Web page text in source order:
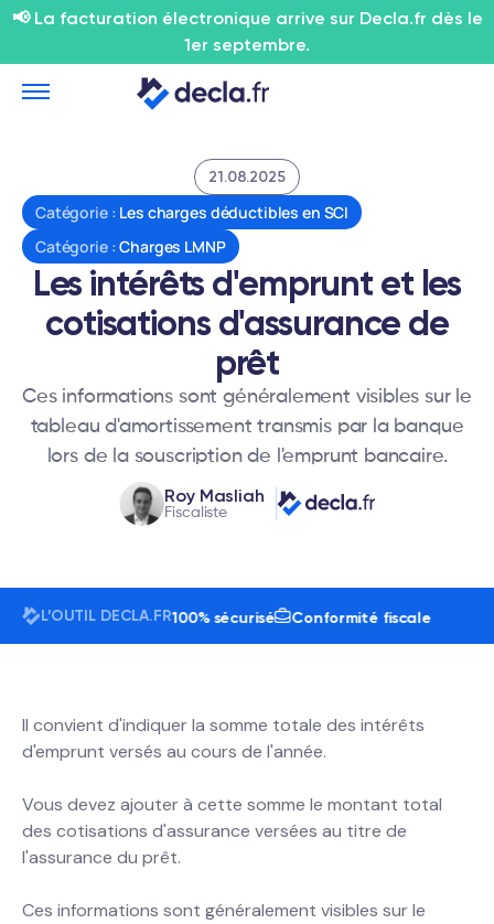
📢 La facturation électronique arrive sur Decla.fr dès le
1er septembre.
Catégorie : Les charges déductibles en SCI
Catégorie :Charges LMNP
21.08.2025
Les intérêts d'emprunt et les
cotisations d'assurance de
prêt
Ces informations sont généralement visibles sur le
tableau d'amortissement transmis par la banque
lors de la souscription de l'emprunt bancaire.
Roy Masliah
Fiscaliste
L’OUTIL DECLA.FR
24h/7j 100% sécurisé Conformité fiscale
Il convient d'indiquer la somme totale des intérêts
d'emprunt versés au cours de l'année.
Vous devez ajouter à cette somme le montant total
des cotisations d'assurance versées au titre de
l'assurance du prêt.
Ces informations sont généralement visibles sur le